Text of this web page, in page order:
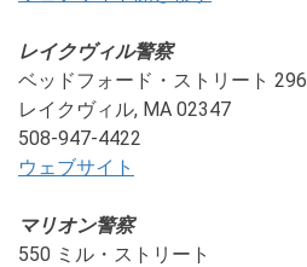
レイクヴィル警察
ベッドフォード・ストリート 296
レイクヴィル, MA 02347
508-947-4422
ウェブサイト
マリオン警察
550 ミル・ストリート